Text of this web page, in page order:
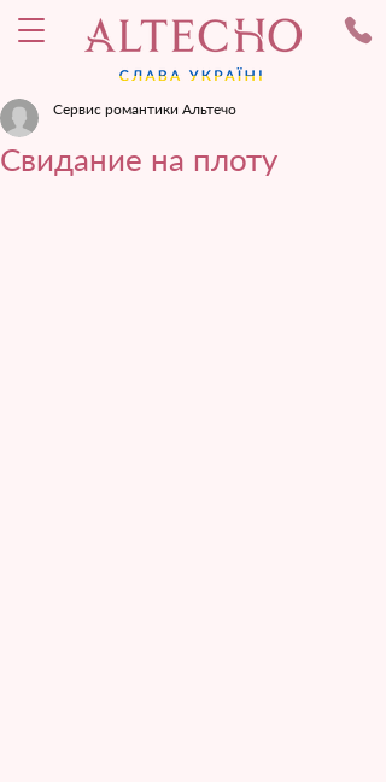
Свидание на плоту
Сервис романтики Альтечо